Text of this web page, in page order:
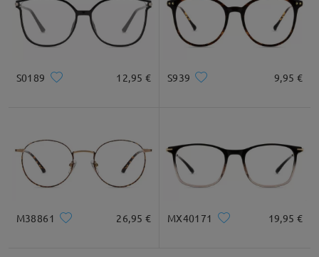
S0189 12,95 € S939 9,95 €
M38861 26,95 € MX40171 19,95 €